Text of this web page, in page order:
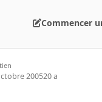
Commencer
200520 a